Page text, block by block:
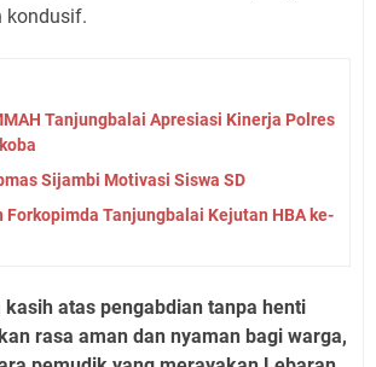
kondusif.
Tanjungbalai Apresiasi Kinerja Polres
Sijambi Motivasi Siswa SD
Forkopimda Tanjungbalai Kejutan HBA ke-
atas pengabdian tanpa henti
rasa aman dan nyaman bagi warga,